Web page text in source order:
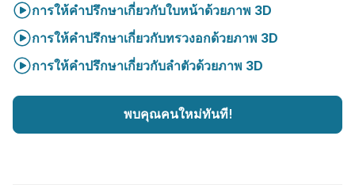
การให้คำปรึกษาเกี่ยวกับใบหน้าด้วยภาพ 3D
การให้คำปรึกษาเกี่ยวกับทรวงอกด้วยภาพ 3D
การให้คำปรึกษาเกี่ยวกับลำตัวด้วยภาพ 3D
พบคุณคนใหม่ทันที!